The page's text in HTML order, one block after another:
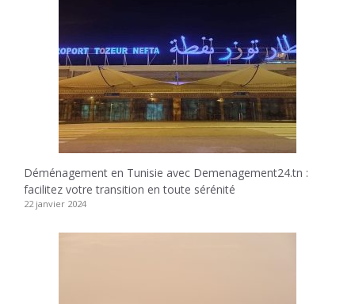
Déménagement en Tunisie avec Demenagement24.tn :
facilitez votre transition en toute sérénité
22 janvier 2024